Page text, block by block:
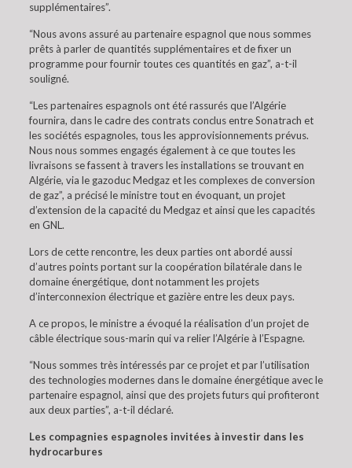
supplémentaires”.
“Nous avons assuré au partenaire espagnol que nous sommes
prêts à parler de quantités supplémentaires et de fixer un
programme pour fournir toutes ces quantités en gaz”, a-t-il
souligné.
“Les partenaires espagnols ont été rassurés que l’Algérie
fournira, dans le cadre des contrats conclus entre Sonatrach et
les sociétés espagnoles, tous les approvisionnements prévus.
Nous nous sommes engagés également à ce que toutes les
livraisons se fassent à travers les installations se trouvant en
Algérie, via le gazoduc Medgaz et les complexes de conversion
de gaz”, a précisé le ministre tout en évoquant, un projet
d’extension de la capacité du Medgaz et ainsi que les capacités
en GNL.
Lors de cette rencontre, les deux parties ont abordé aussi
d’autres points portant sur la coopération bilatérale dans le
domaine énergétique, dont notamment les projets
d’interconnexion électrique et gazière entre les deux pays.
A ce propos, le ministre a évoqué la réalisation d’un projet de
câble électrique sous-marin qui va relier l’Algérie à l’Espagne.
“Nous sommes très intéressés par ce projet et par l’utilisation
des technologies modernes dans le domaine énergétique avec le
partenaire espagnol, ainsi que des projets futurs qui profiteront
aux deux parties”, a-t-il déclaré.
Les compagnies espagnoles invitées à investir dans les
hydrocarbures